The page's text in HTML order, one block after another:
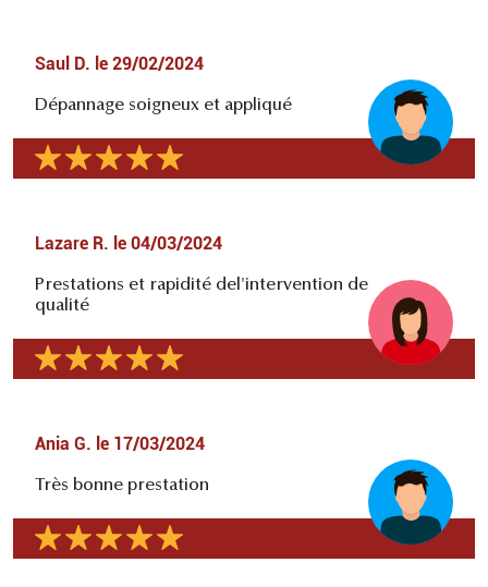
Saul D. le 29/02/2024
Dépannage soigneux et appliqué
Lazare R. le 04/03/2024
Prestations et rapidité del'intervention de
qualité
Ania G. le 17/03/2024
Très bonne prestation